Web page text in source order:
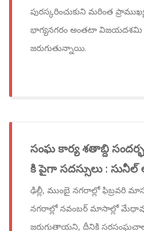
పురస్కరించుకుని మరింత
భాగ్యనగరం అంతటా విజయదశమి
జరుగుతున్నాయి.
సంఘ కార్య శతాబ్ది
కి పైగా సదస్సులు : సునీల్
ఢిల్లీ, ముంబై నగరాల్లో ఫిబ్రవరి
నగరాల్లో నవంబర్ మాసాల్లో
జరుగుతాయని, దీనికి